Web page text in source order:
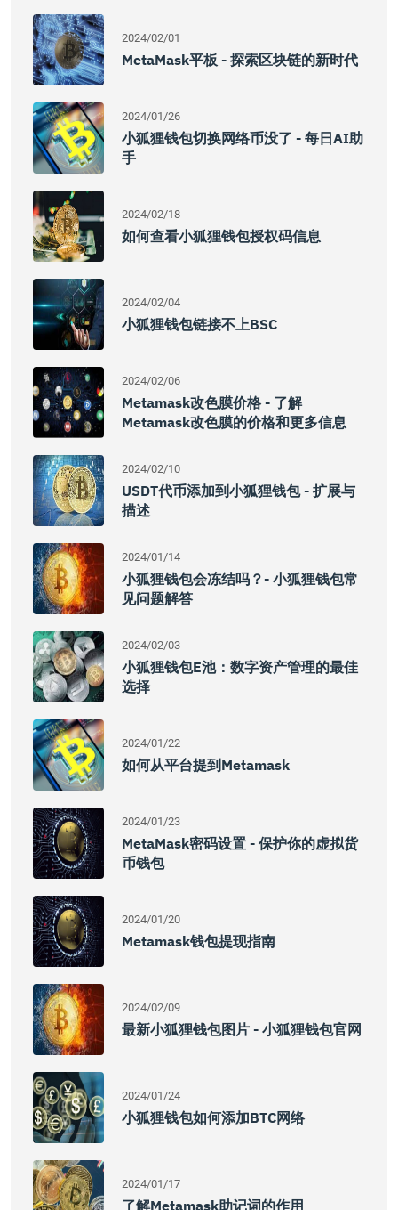
2024/02/01
MetaMask平板 - 探索区块链的新时代
2024/01/26
小狐狸钱包切换网络币没了 - 每日AI助
手
2024/02/18
如何查看小狐狸钱包授权码信息
2024/02/04
小狐狸钱包链接不上BSC
2024/02/06
Metamask改色膜价格 - 了解
Metamask改色膜的价格和更多信息
2024/02/10
USDT代币添加到小狐狸钱包 - 扩展与
描述
2024/01/14
小狐狸钱包会冻结吗？- 小狐狸钱包常
见问题解答
2024/02/03
小狐狸钱包e池：数字资产管理的最佳
选择
2024/01/22
如何从平台提到Metamask
2024/01/23
MetaMask密码设置 - 保护你的虚拟货
币钱包
2024/01/20
Metamask钱包提现指南
2024/02/09
最新小狐狸钱包图片 - 小狐狸钱包官网
2024/01/24
小狐狸钱包如何添加BTC网络
2024/01/17
了解Metamask助记词的作用